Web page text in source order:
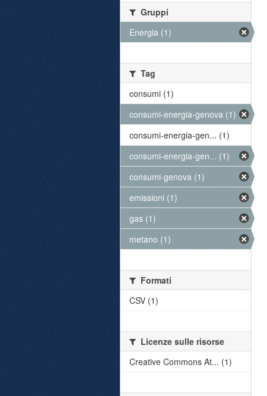
Gruppi
Energia (1)
Tag
consumi (1)
consumi-energia-genova (1)
consumi-energia-gen... (1)
consumi-energia-gen... (1)
consumi-genova (1)
emissioni (1)
gas (1)
metano (1)
Formati
CSV (1)
Licenze sulle risorse
Creative Commons At... (1)